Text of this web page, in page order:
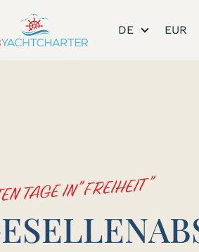
DE
TAGE IN "FREIHEIT"